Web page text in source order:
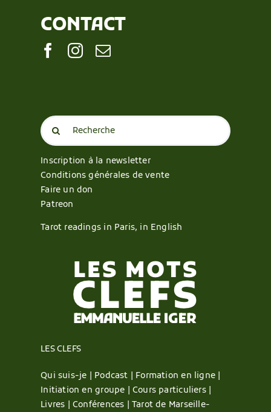
CONTACT
Search
for:
Inscription à la newsletter
Conditions générales de vente
Faire un don
Patreon
Tarot readings in Paris, in English
LES CLEFS
Qui suis-je | Podcast | Formation en ligne |
Initiation en groupe |Cours particuliers |
Livres |Conférences |Tarot de Marseille-